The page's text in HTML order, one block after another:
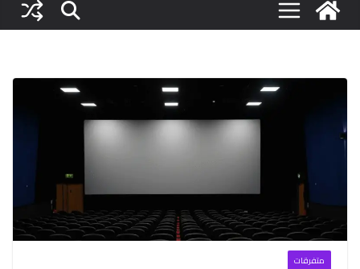
متفرقات